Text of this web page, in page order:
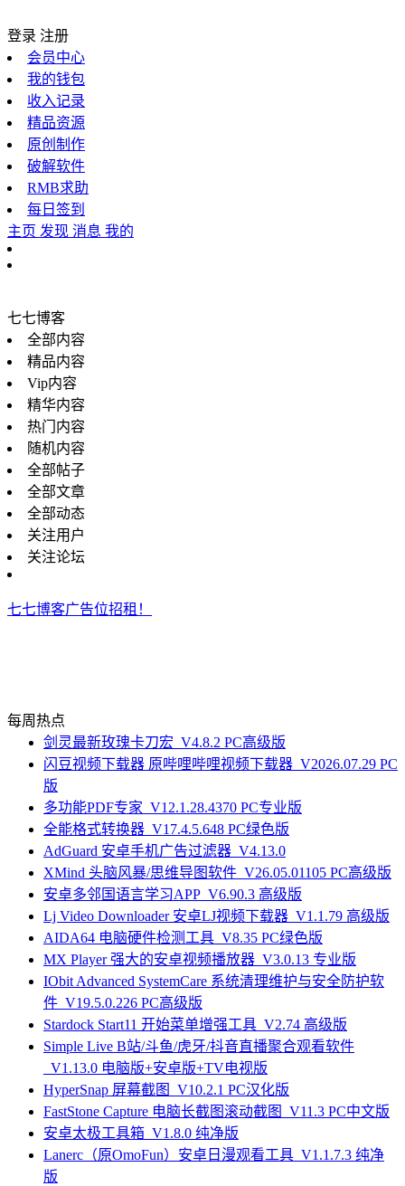
登录 注册
会员中心
我的钱包
收入记录
精品资源
原创制作
破解软件
RMB求助
每日签到
主页 发现 消息 我的
七七博客
全部内容
精品内容
Vip内容
精华内容
热门内容
随机内容
全部帖子
全部文章
全部动态
关注用户
关注论坛
七七博客广告位招租！
每周热点
剑灵最新玫瑰卡刀宏_V4.8.2 PC高级版
闪豆视频下载器 原哔哩哔哩视频下载器_V2026.07.29 PC
版
多功能PDF专家_V12.1.28.4370 PC专业版
全能格式转换器_V17.4.5.648 PC绿色版
AdGuard 安卓手机广告过滤器_V4.13.0
XMind 头脑风暴/思维导图软件_V26.05.01105 PC高级版
安卓多邻国语言学习APP_V6.90.3 高级版
Lj Video Downloader 安卓LJ视频下载器_V1.1.79 高级版
AIDA64 电脑硬件检测工具_V8.35 PC绿色版
MX Player 强大的安卓视频播放器_V3.0.13 专业版
IObit Advanced SystemCare 系统清理维护与安全防护软
件_V19.5.0.226 PC高级版
Stardock Start11 开始菜单增强工具_V2.74 高级版
Simple Live B站/斗鱼/虎牙/抖音直播聚合观看软件
_V1.13.0 电脑版+安卓版+TV电视版
HyperSnap 屏幕截图_V10.2.1 PC汉化版
FastStone Capture 电脑长截图滚动截图_V11.3 PC中文版
安卓太极工具箱_V1.8.0 纯净版
Lanerc（原OmoFun）安卓日漫观看工具_V1.1.7.3 纯净
版